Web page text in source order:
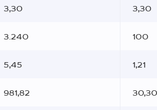
3,30 3,30
3.240 100
5,45 1,21
981,82 30,30